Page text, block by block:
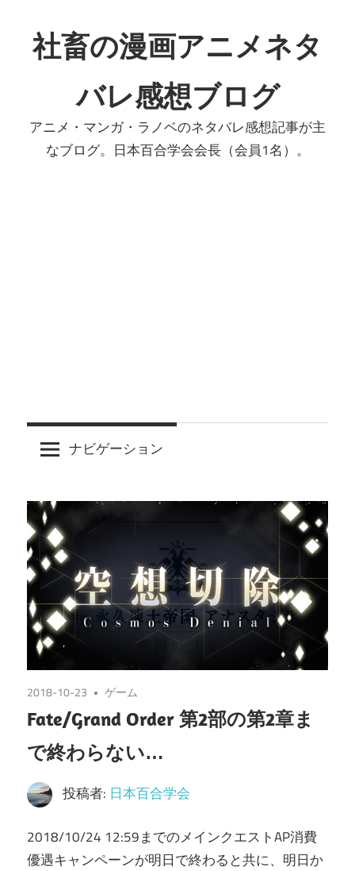
ン
テ
へ
社畜の漫画アニメネタ
バレ感想ブログ
アニメ・マンガ・ラノベのネタバレ感想記事が主
なブログ。日本百合学会会長（会員1名）。
ナビゲーション
2018-10-23 ゲーム
Fate/Grand Order 第2部の第2章ま
で終わらない…
投稿者: 日本百合学会
2018/10/24 12:59までのメインクエストAP消費
優遇キャンペーンが明日で終わると共に、明日か